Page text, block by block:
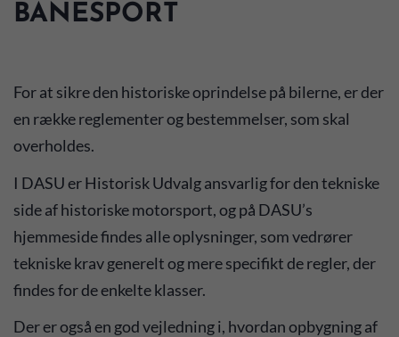
BANESPORT
For at sikre den historiske oprindelse på bilerne, er der
en række reglementer og bestemmelser, som skal
overholdes.
I DASU er Historisk Udvalg ansvarlig for den tekniske
side af historiske motorsport, og på DASU’s
hjemmeside findes alle oplysninger, som vedrører
tekniske krav generelt og mere specifikt de regler, der
findes for de enkelte klasser.
Der er også en god vejledning i, hvordan opbygning af